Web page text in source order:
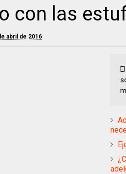
con las
abril de 2016